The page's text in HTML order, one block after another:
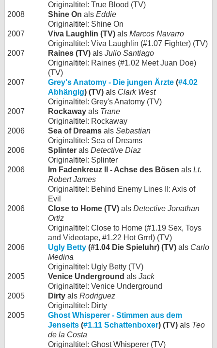
Originaltitel: True Blood (TV)
2008
Shine On als Eddie
Originaltitel: Shine On
2007
Viva Laughlin (TV) als Marcos Navarro
Originaltitel: Viva Laughlin (#1.07 Fighter) (TV)
2007
Raines (TV) als Julio Santiago
Originaltitel: Raines (#1.02 Meet Juan Doe)
(TV)
2007
Grey's Anatomy - Die jungen Ärzte (#4.02
Abhängig) (TV) als Clark West
Originaltitel: Grey's Anatomy (TV)
2007
Rockaway als Trane
Originaltitel: Rockaway
2006
Sea of Dreams als Sebastian
Originaltitel: Sea of Dreams
2006
Splinter als Detective Diaz
Originaltitel: Splinter
2006
Im Fadenkreuz II - Achse des Bösen als Lt.
Robert James
Originaltitel: Behind Enemy Lines II: Axis of
Evil
2006
Close to Home (TV) als Detective Jonathan
Ortiz
Originaltitel: Close to Home (#1.19 Sex, Toys
and Videotape, #1.22 Hot Grrrl) (TV)
2006
Ugly Betty (#1.04 Die Spieluhr) (TV) als Carlo
Medina
Originaltitel: Ugly Betty (TV)
2005
Venice Underground als Jack
Originaltitel: Venice Underground
2005
Dirty als Rodriguez
Originaltitel: Dirty
2005
Ghost Whisperer - Stimmen aus dem
Jenseits (#1.11 Schattenboxer) (TV) als Teo
de la Costa
Originaltitel: Ghost Whisperer (TV)